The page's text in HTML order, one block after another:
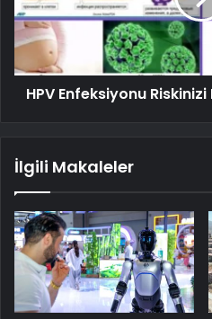
HPV Enfeksiyonu
İlgili Makaleler